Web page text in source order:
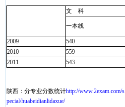
文 科
一本线
2009 540
2010
559
2011
543
陕西：分专业分数统计http://www.2exam.com/s
pecial/huabeidianlidaxue/